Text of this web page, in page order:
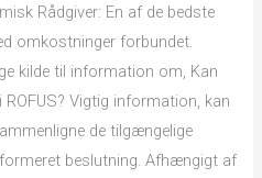
Rådgiver: En af de bedste
omkostninger forbundet.
kilde til information om, Kan
Vigtig information, kan
de tilgængelige
beslutning. Afhængigt af